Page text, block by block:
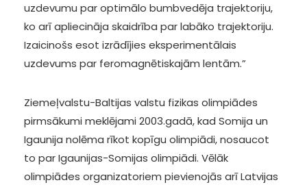
uzdevumu par optimālo bumbvedēja trajektoriju,
ko arī apliecināja skaidrība par labāko trajektoriju.
Izaicinošs esot izrādījies eksperimentālais
uzdevums par feromagnētiskajām lentām.”
Ziemeļvalstu-Baltijas valstu fizikas olimpiādes
pirmsākumi meklējami 2003.gadā, kad Somija un
Igaunija nolēma rīkot kopīgu olimpiādi, nosaucot
to par Igaunijas-Somijas olimpiādi. Vēlāk
olimpiādes organizatoriem pievienojās arī Latvijas